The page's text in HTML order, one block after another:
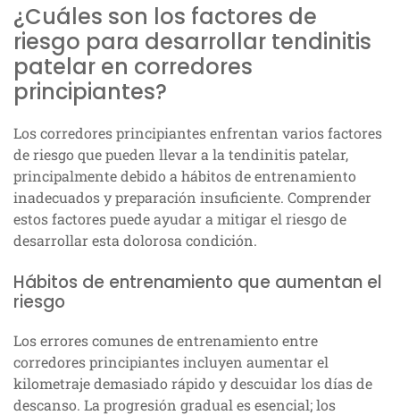
¿Cuáles son los factores de
riesgo para desarrollar tendinitis
patelar en corredores
principiantes?
Los corredores principiantes enfrentan varios factores
de riesgo que pueden llevar a la tendinitis patelar,
principalmente debido a hábitos de entrenamiento
inadecuados y preparación insuficiente. Comprender
estos factores puede ayudar a mitigar el riesgo de
desarrollar esta dolorosa condición.
Hábitos de entrenamiento que aumentan el
riesgo
Los errores comunes de entrenamiento entre
corredores principiantes incluyen aumentar el
kilometraje demasiado rápido y descuidar los días de
descanso. La progresión gradual es esencial; los